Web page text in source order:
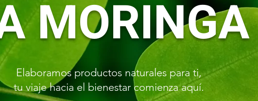
MORINGA
Elaboramos productos naturales para ti,
tu viaje hacia el bienestar comienza aquí.